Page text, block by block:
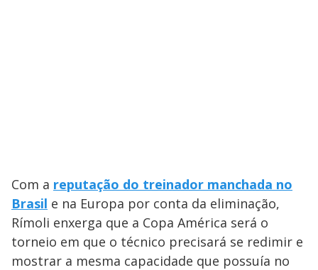
Com a reputação do treinador manchada no
Brasil e na Europa por conta da eliminação,
Rímoli enxerga que a Copa América será o
torneio em que o técnico precisará se redimir e
mostrar a mesma capacidade que possuía no